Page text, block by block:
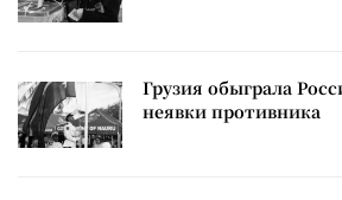
Грузия обыграла
неявки противника